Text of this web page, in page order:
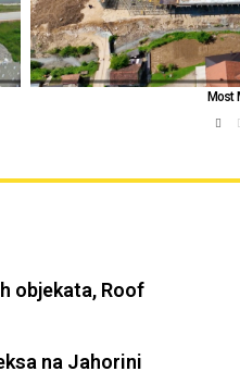
objekata, Roof
na Jahorini